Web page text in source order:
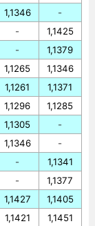
1,1346
-
-
1,1265
1,1261
1,1296
1,1305
1,1346
-
-
1,1427
1,1421
-
1,1425
1,1379
1,1346
1,1371
1,1285
-
-
1,1341
1,1377
1,1405
1,1451